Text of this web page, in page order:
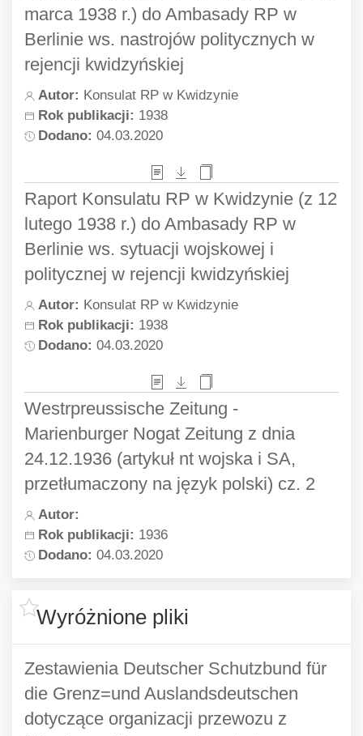
marca 1938 r.) do Ambasady RP w
Berlinie ws. nastrojów politycznych w
rejencji kwidzyńskiej
Autor: Konsulat RP w Kwidzynie
Rok publikacji: 1938
Dodano: 04.03.2020
Raport Konsulatu RP w Kwidzynie (z 12
lutego 1938 r.) do Ambasady RP w
Berlinie ws. sytuacji wojskowej i
politycznej w rejencji kwidzyńskiej
Autor: Konsulat RP w Kwidzynie
Rok publikacji: 1938
Dodano: 04.03.2020
Westrpreussische Zeitung -
Marienburger Nogat Zeitung z dnia
24.12.1936 (artykuł nt wojska i SA,
przetłumaczony na język polski) cz. 2
Autor:
Rok publikacji: 1936
Dodano: 04.03.2020
Westrpreussische Zeitung -
Marienburger Nogat Zeitung z dnia
24.12.1936 (artykuł nt wojska i SA,
przetłumaczony na język polski) cz.1
Autor:
Wyróżnione pliki
Zestawienia Deutscher Schutzbund für
die Grenz=und Auslandsdeutschen
dotyczące organizacji przewozu z